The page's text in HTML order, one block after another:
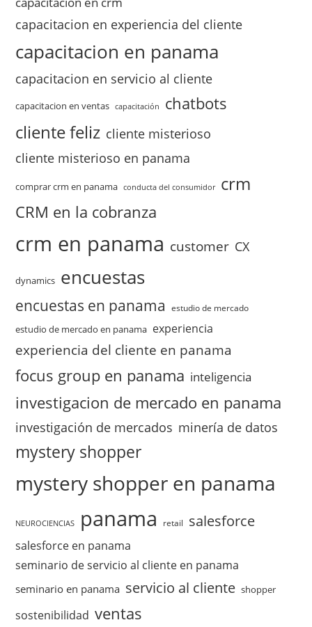
capacitacion en experiencia del cliente
capacitacion en panama
capacitacion en servicio al cliente
capacitacion en ventas capacitación chatbots
cliente feliz cliente misterioso
cliente misterioso en panama
comprar crm en panama conducta del consumidor crm
CRM en la cobranza
crm en panama customer CX
dynamics encuestas
encuestas en panama estudio de mercado
estudio de mercado en panama experiencia
experiencia del cliente en panama
focus group en panama inteligencia
investigacion de mercado en panama
investigación de mercados minería de datos
mystery shopper
mystery shopper en panama
NEUROCIENCIAS panama retail salesforce
salesforce en panama
seminario de servicio al cliente en panama
seminario en panama servicio al cliente shopper
sostenibilidad ventas